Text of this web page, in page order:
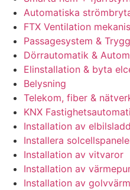
Automatiska
FTX Ventilation
Passagesystem &
Dörrautomatik &
Elinstallation & byta
Belysning
Telekom, fiber &
KNX
Installation av
Installera
Installation av vitvaror
Installation av
Installation av